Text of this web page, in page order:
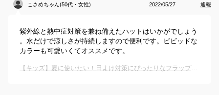
こさめちゃん(50代・女性) 2022/05/27 通報
紫外線と熱中症対策を兼ね備えたハットはいかがでしょう
。水だけで涼しさが持続しますので便利です。ビビッドな
カラーも可愛いくてオススメです。
【キッズ】夏に使いたい！日よけ対策にぴったりなフラップ付き帽子のおすすめは？